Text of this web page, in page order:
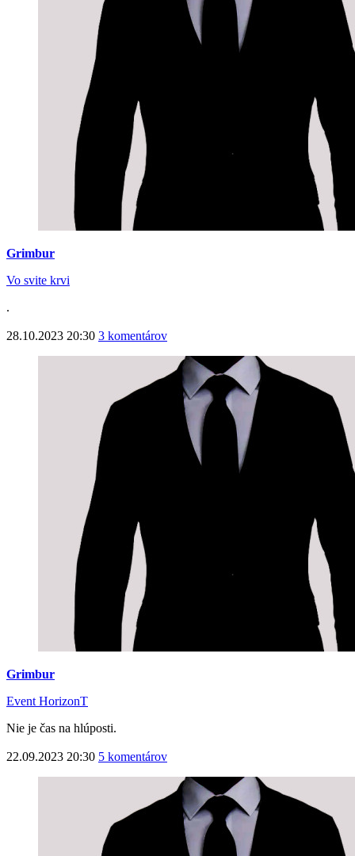
Grimbur
Vo svite krvi
.
28.10.2023 20:30 3 komentárov
Grimbur
Event HorizonT
Nie je čas na hlúposti.
22.09.2023 20:30 5 komentárov